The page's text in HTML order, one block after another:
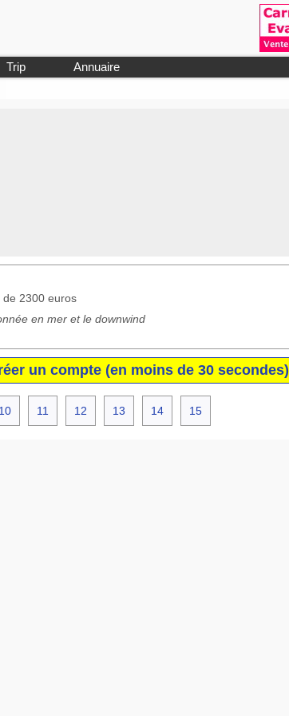
Trip Annuaire
de 2300 euros
en mer et le downwind
un compte (en moins de 30 secondes)
10 11 12 13 14 15